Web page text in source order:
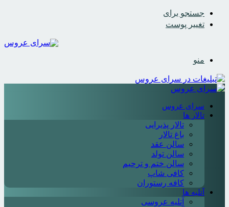
جستجو برای
تغییر پوست
منو
سرای عروس
تالار ها
تالار پذیرایی
باغ تالار
سالن عقد
سالن تولد
سالن ختم و ترحیم
کافی شاپ
کافه رستوران
آتلیه ها
آتلیه عروسی